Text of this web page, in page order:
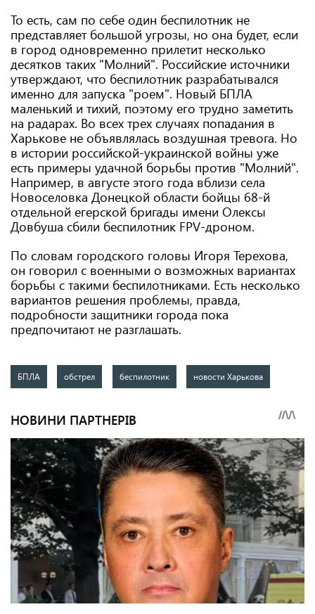
То есть, сам по себе один беспилотник не
представляет большой угрозы, но она будет, если
в город одновременно прилетит несколько
десятков таких "Молний". Российские источники
утверждают, что беспилотник разрабатывался
именно для запуска "роем". Новый БПЛА
маленький и тихий, поэтому его трудно заметить
на радарах. Во всех трех случаях попадания в
Харькове не объявлялась воздушная тревога. Но
в истории российской-украинской войны уже
есть примеры удачной борьбы против "Молний".
Например, в августе этого года вблизи села
Новоселовка Донецкой области бойцы 68-й
отдельной егерской бригады имени Олексы
Довбуша сбили беспилотник FPV-дроном.
По словам городского головы Игоря Терехова,
он говорил с военными о возможных вариантах
борьбы с такими беспилотниками. Есть несколько
вариантов решения проблемы, правда,
подробности защитники города пока
предпочитают не разглашать.
БПЛА обстрел беспилотник новости Харькова